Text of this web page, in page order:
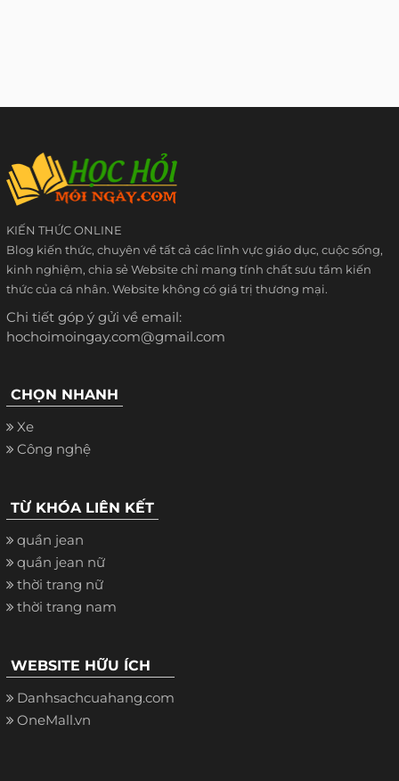
KIẾN THỨC ONLINE
Blog kiến thức, chuyên về tất cả các lĩnh vực giáo dục, cuộc sống,
kinh nghiệm, chia sẻ Website chỉ mang tính chất sưu tầm kiến
thức của cá nhân. Website không có giá trị thương mại.
Chi tiết góp ý gửi về email:
hochoimoingay.com@gmail.com
CHỌN NHANH
Xe
Công nghệ
TỪ KHÓA LIÊN KẾT
quần jean
quần jean nữ
thời trang nữ
thời trang nam
WEBSITE HỮU ÍCH
Danhsachcuahang.com
OneMall.vn